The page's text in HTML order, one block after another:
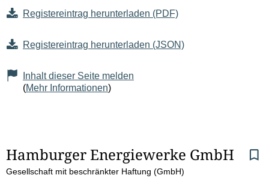
Registereintrag herunterladen (PDF)
Registereintrag herunterladen (JSON)
Inhalt dieser Seite melden
(Mehr Informationen)
S
e
Hamburger Energiewerke GmbH
Gesellschaft mit beschränkter Haftung (GmbH)